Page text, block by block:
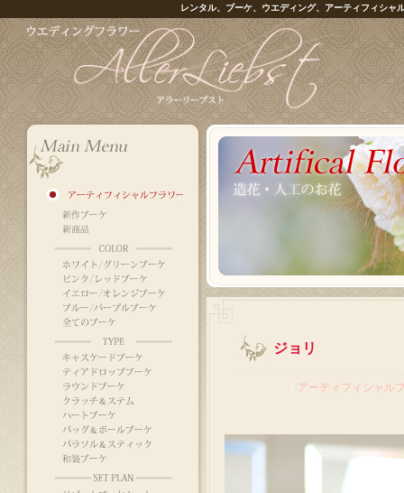
レンタル、ブーケ、ウエディング、アーティフィシャ
ジョリ
アーティフィシャル